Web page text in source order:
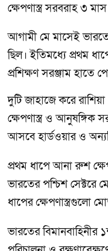
ক্ষেপণাস্ত্র সরবরাহ ৩
আগামী মে মাসেই
ছিল। ইতিমধ্যে প্রথম
প্রশিক্ষণ সরঞ্জাম হাতে
দুটি জাহাজে করে
ক্ষেপণাস্ত্র ও আনুষঙ্গিক
আসবে হার্ডওয়ার ও
প্রথম ধাপে আনা রুশ
ভারতের পশ্চিশ সেক্টরে
ধাপের ক্ষেপণাস্ত্রগুলো
ভারতের বিমানবাহিনীর